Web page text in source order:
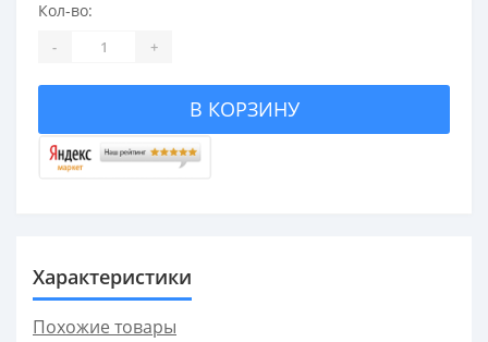
Кол-во:
- +
В КОРЗИНУ
Характеристики
Похожие товары